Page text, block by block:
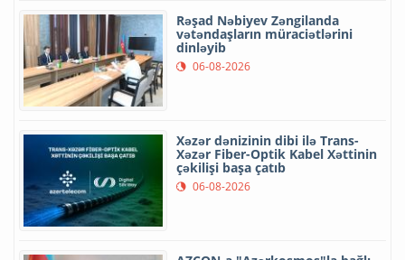
Rəşad Nəbiyev Zəngilanda
vətəndaşların müraciətlərini
dinləyib
06-08-2026
Xəzər dənizinin dibi ilə Trans-
Xəzər Fiber-Optik Kabel Xəttinin
çəkilişi başa çatıb
06-08-2026